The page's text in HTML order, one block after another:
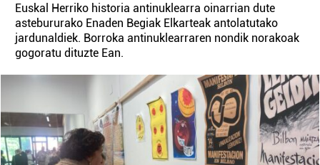
Euskal Herriko historia antinuklearra oinarrian dute
astebururako Enaden Begiak Elkarteak antolatutako
jardunaldiek. Borroka antinuklearraren nondik norakoak
gogoratu dituzte Ean.